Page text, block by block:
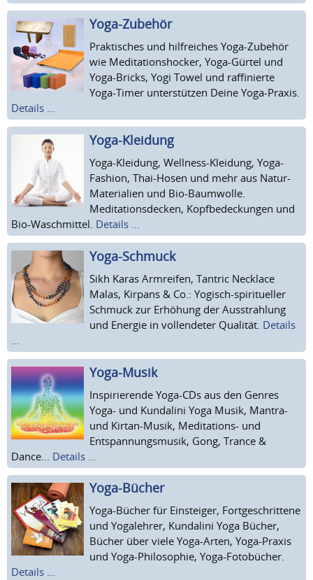
Yoga-Zubehör
Praktisches und hilfreiches Yoga-Zubehör
wie Meditationshocker, Yoga-Gürtel und
Yoga-Bricks, Yogi Towel und raffinierte
Yoga-Timer unterstützen Deine Yoga-Praxis.
Details ...
Yoga-Kleidung
Yoga-Kleidung, Wellness-Kleidung, Yoga-
Fashion, Thai-Hosen und mehr aus Natur-
Materialien und Bio-Baumwolle.
Meditationsdecken, Kopfbedeckungen und
Bio-Waschmittel. Details ...
Yoga-Schmuck
Sikh Karas Armreifen, Tantric Necklace
Malas, Kirpans & Co.: Yogisch-spiritueller
Schmuck zur Erhöhung der Ausstrahlung
und Energie in vollendeter Qualität. Details
Yoga-Musik
Inspirierende Yoga-CDs aus den Genres
Yoga- und Kundalini Yoga Musik, Mantra-
und Kirtan-Musik, Meditations- und
Entspannungsmusik, Gong, Trance &
Dance... Details ...
Yoga-Bücher
Yoga-Bücher für Einsteiger, Fortgeschrittene
und Yogalehrer, Kundalini Yoga Bücher,
Bücher über viele Yoga-Arten, Yoga-Praxis
und Yoga-Philosophie, Yoga-Fotobücher.
Details ...